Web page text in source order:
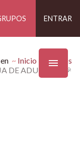
ENTRAR
Inicio
Eventos
DE ADULTOS !!🎉